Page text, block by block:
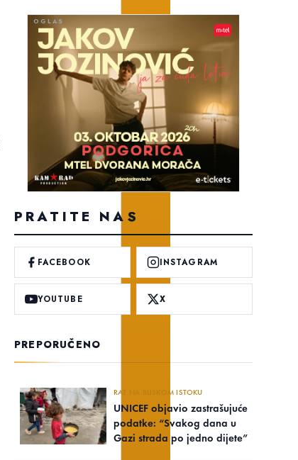
PRATITE NAS
FACEBOOK INSTAGRAM
YOUTUBE X
PREPORUČENO
RAT NA BLISKOM ISTOKU
UNICEF objavio zastrašujuće
podatke: “Svakog dana u
Gazi strada po jedno dijete”